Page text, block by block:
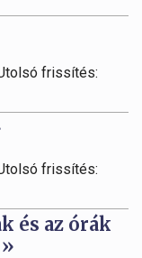
frissítés:
frissítés:
és az órák